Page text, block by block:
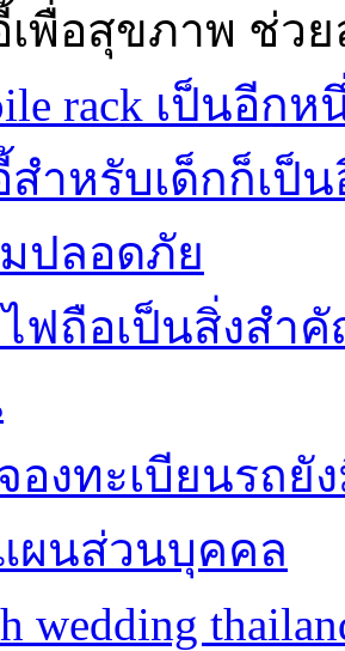
เพื่อสุขภาพ ช่วย
rack เป็นอีก
สำหรับเด็กก็เป็
ปลอดภัย
ฟถือเป็นสิ่งสำ
องทะเบียนรถ
ผนส่วนบุคคล
wedding